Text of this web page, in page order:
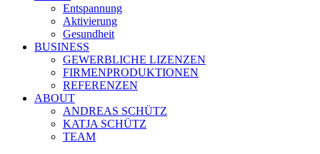
Entspannung
Aktivierung
Gesundheit
BUSINESS
GEWERBLICHE LIZENZEN
FIRMENPRODUKTIONEN
REFERENZEN
ABOUT
ANDREAS SCHÜTZ
KATJA SCHÜTZ
TEAM